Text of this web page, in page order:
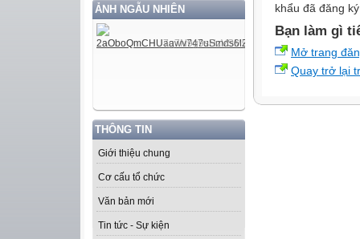
ẢNH NGẪU NHIÊN
THÔNG TIN
Giới thiệu chung
Cơ cấu tổ chức
Văn bản mới
Tin tức - Sự kiện
khẩu đã đăng
Bạn làm gì
Mở trang
Quay trở lại